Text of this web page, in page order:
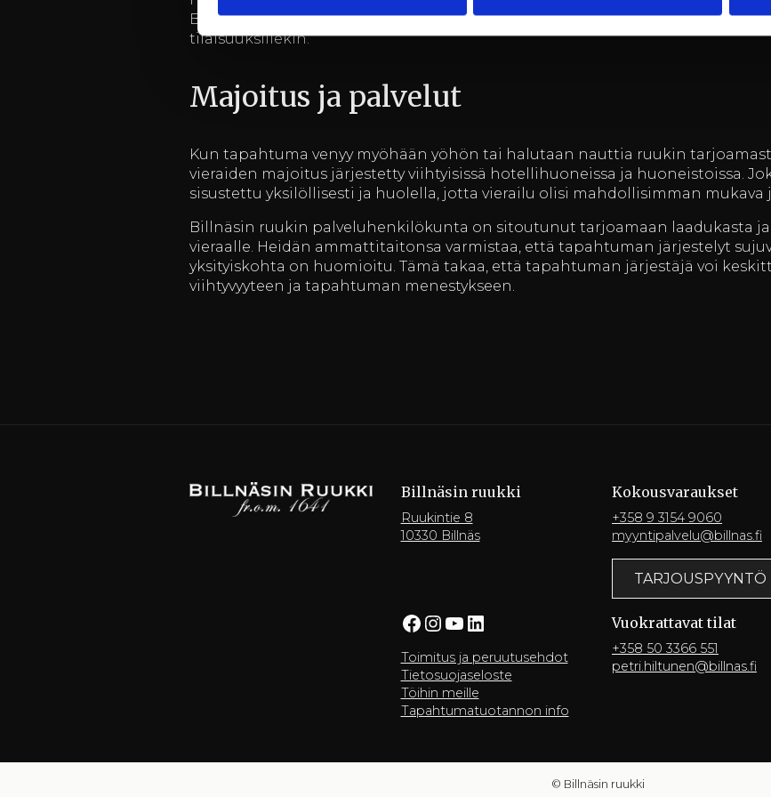
Billnäsin ruukin elämyksellinen ympäristö tarjoaa täydellisen taustan niin
tilaisuuksillekin.
Majoitus ja palvelut
Kun tapahtuma venyy myöhään yöhön tai halutaan nauttia ruukin
vieraiden majoitus järjestetty viihtyisissä hotellihuoneissa ja huoneistoissa.
sisustettu yksilöllisesti ja huolella, jotta vierailu olisi mahdollisimman mukava
Billnäsin ruukin palveluhenkilökunta on sitoutunut tarjoamaan laadukasta
vieraalle. Heidän ammattitaitonsa varmistaa, että tapahtuman järjestelyt
yksityiskohta on huomioitu. Tämä takaa, että tapahtuman järjestäjä voi
viihtyvyyteen ja tapahtuman menestykseen.
Billnäsin ruukki
Ruukintie 8
10330 Billnäs
Kokousvaraukset
+358 9 3154 9060
myyntipalvelu@billnas.fi
TARJOUSPYYNTÖ
Facebook InstagramYouTube LinkedIn
Toimitus ja peruutusehdot
Tietosuojaseloste
Töihin meille
Tapahtumatuotannon info
Vuokrattavat tilat
+358 50 3366 551
petri.hiltunen@billnas.fi
© Billnäsin ruukki